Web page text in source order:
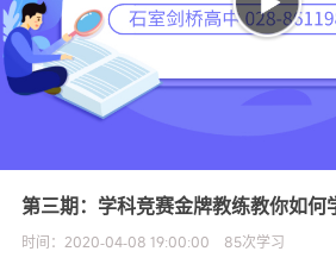
第三期：学科竞赛金牌教练教你如何
时间： 2020-04-08 19:00:00 85次学习